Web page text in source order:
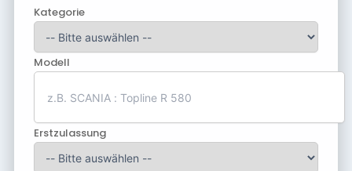
Kategorie
Modell
Erstzulassung